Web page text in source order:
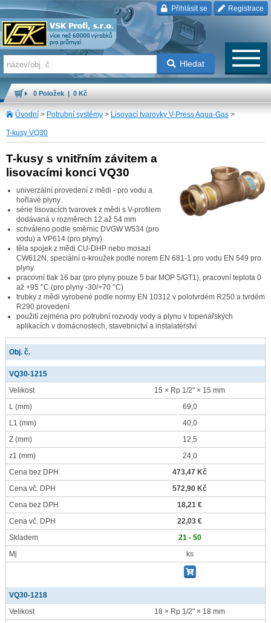
Přihlásit se Registrace
Hledat
0 Položek | 0 Kč
Úvodní > Potrubní systémy > Lisovací tvarovky V-Press Aqua-Gas >
T-kusy VQ30
T-kusy s vnitřním závitem a
lisovacími konci VQ30
univerzální provedení z mědi - pro vodu a
hořlavé plyny
série lisovacích tvarovek z mědi s V-profilem
dodávaná v rozměrech 12 až 54 mm
schváleno podle směrnic DVGW W534 (pro
vodu) a VP614 (pro plyny)
těla spojek z mědi CU-DHP nebo mosazi
CW612N, speciální o-kroužek podle norem EN 681-1 pro vodu EN 549 pro
plyny
pracovní tlak 16 bar (pro plyny pouze 5 bar MOP 5/GT1), pracovní teplota 0
až +95 °C (pro plyny -30/+70 °C)
trubky z mědi vyrobené podle normy EN 10312 v polotvrdém R250 a tvrdém
R290 provedení
použití zejména pro potrubní rozvody vody a plynu v topenářských
aplikacích v domácnostech, stavebnictví a instalatérství
Obj. č.
VQ30-1215
Velikost
15 × Rp 1/2" × 15 mm
L (mm)
69,0
L1 (mm)
40,0
Z (mm)
12,5
z1 (mm)
24,0
Cena bez DPH
473,47 Kč
Cena vč. DPH
572,90 Kč
Cena bez DPH
18,21 €
Cena vč. DPH
22,03 €
Skladem
21 - 50
Mj
ks
VQ30-1218
Velikost
18 × Rp 1/2" × 18 mm